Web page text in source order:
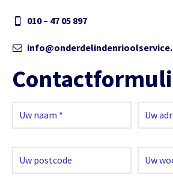
010 – 47 05 897